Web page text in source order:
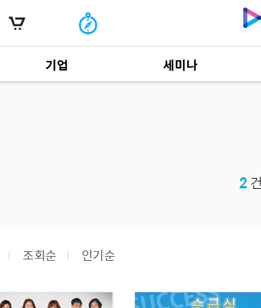
기업 세미나
2
조회순 인기순